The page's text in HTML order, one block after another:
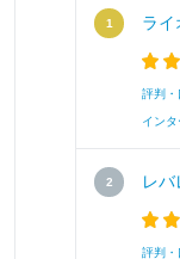
ライ
評判・
イン
レ
評判・